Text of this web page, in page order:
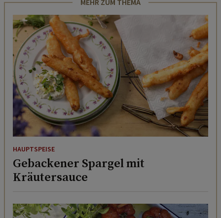
MEHR ZUM THEMA
HAUPTSPEISE
Gebackener Spargel mit
Kräutersauce